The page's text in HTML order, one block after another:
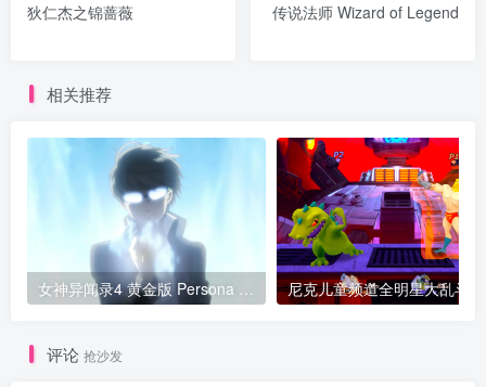
狄仁杰之锦蔷薇
传说法师 Wizard of Legend
相关推荐
女神异闻录4 黄金版 Persona 4 Golden
评论 抢沙发